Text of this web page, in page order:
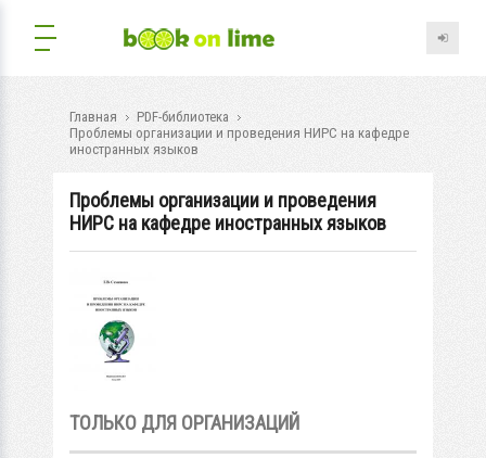
Главная
PDF-библиотека
Проблемы организации и проведения НИРС на кафедре
иностранных языков
Проблемы организации и проведения
НИРС на кафедре иностранных языков
ТОЛЬКО ДЛЯ ОРГАНИЗАЦИЙ